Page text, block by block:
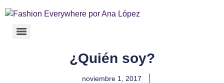
¿Quién soy?
noviembre 1, 2017